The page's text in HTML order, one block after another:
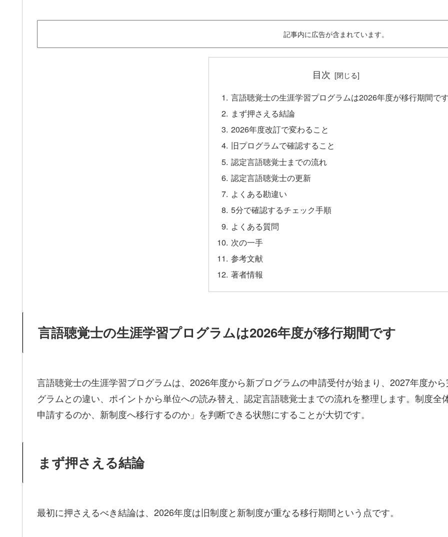
記事内に広告が含まれています。
目次
言語聴覚士の生涯学習プログラムは2026年度が移行期間で
まず押さえる結論
2026年度改訂で変わること
旧プログラムで確認すること
認定言語聴覚士までの流れ
認定言語聴覚士の更新
よくある勘違い
5分で確認するチェック手順
よくある質問
次の一手
参考文献
著者情報
言語聴覚士の生涯学習プログラムは2026年度が移行期間です
言語聴覚士の生涯学習プログラムは、2026年度から新プログラムの申請受付が始まり、2027年度か
グラムとの違い、ポイントから単位への読み替え、認定言語聴覚士までの流れを整理します。制度
申請するのか、新制度へ移行するのか」を判断できる状態にすることが大切です。
まず押さえる結論
最初に押さえるべき結論は、2026年度は旧制度と新制度が重なる移行期間という点です。